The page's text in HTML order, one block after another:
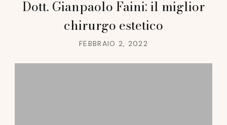
Dott. Gianpaolo Faini: il miglior
chirurgo estetico
FEBBRAIO 2, 2022